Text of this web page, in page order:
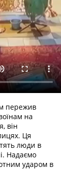
пережив
на
він
Ця
люди в
Надаємо
ударом в